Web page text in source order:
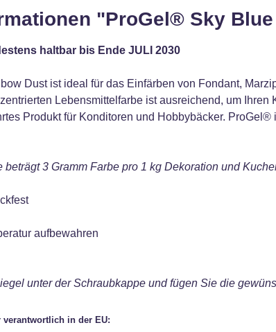
"ProGel® Sky
haltbar bis Ende JULI 2030
Dust ist ideal für das Einfärben von Fondant,
Lebensmittelfarbe ist ausreichend, um
Produkt für Konditoren und Hobbybäcker.
3 Gramm Farbe pro 1 kg Dekoration und
aufbewahren
unter der Schraubkappe und fügen Sie die
verantwortlich in der EU: